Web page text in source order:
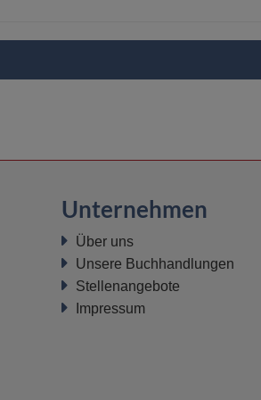
Unternehmen
Über uns
Unsere Buchhandlungen
Stellenangebote
Impressum